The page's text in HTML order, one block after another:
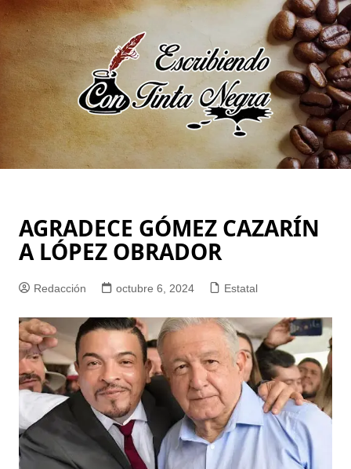
Saltar
al
contenido
AGRADECE GÓMEZ CAZARÍN
A LÓPEZ OBRADOR
Redacción octubre 6, 2024 Estatal